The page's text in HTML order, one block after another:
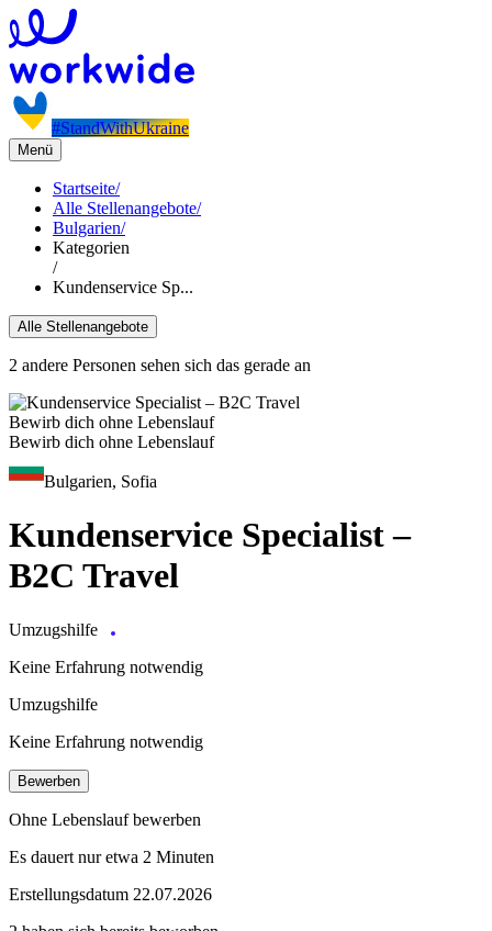
#StandWithUkraine
Menü
Startseite/
Alle Stellenangebote/
Bulgarien/
Kategorien
/
Kundenservice Sp...
Alle Stellenangebote
2 andere Personen sehen sich das gerade an
Bewirb dich ohne Lebenslauf
Bewirb dich ohne Lebenslauf
Bulgarien, Sofia
Kundenservice Specialist –
B2C Travel
Umzugshilfe
Keine Erfahrung notwendig
Umzugshilfe
Keine Erfahrung notwendig
Bewerben
Ohne Lebenslauf bewerben
Es dauert nur etwa 2 Minuten
Erstellungsdatum 22.07.2026